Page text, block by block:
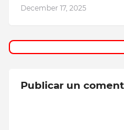
December 17, 2025
Publicar un